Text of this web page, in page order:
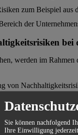
zum Beispiel
der
werden im
von
wenn die
Sie können nachfolgend
Ihre Einwilligung